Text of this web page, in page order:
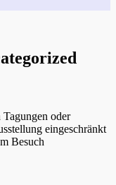
oder
eingeschränkt
Besuch